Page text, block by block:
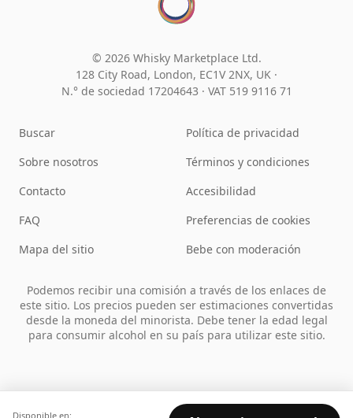
Disponible en:
© 2026 Whisky Marketplace Ltd.
128 City Road, London, EC1V 2NX, UK ·
N.° de sociedad 17204643 · VAT 519 9116 71
Buscar
Sobre nosotros
Contacto
FAQ
Mapa del sitio
Política de privacidad
Términos y condiciones
Accesibilidad
Preferencias de cookies
Bebe con moderación
Podemos recibir una comisión a través de los enlaces de
este sitio. Los precios pueden ser estimaciones convertidas
desde la moneda del minorista. Debe tener la edad legal
para consumir alcohol en su país para utilizar este sitio.